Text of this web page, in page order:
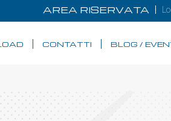
AREA RISERVATA
CONTATTI BLOG /